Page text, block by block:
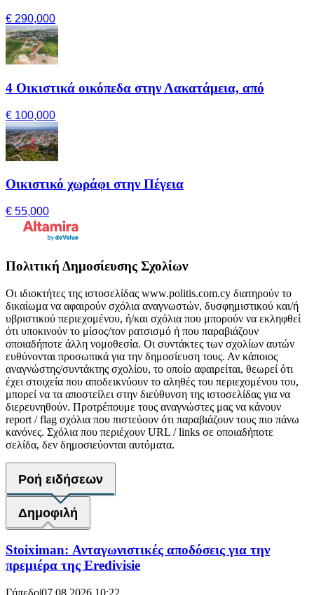
€ 290,000
4 Οικιστικά οικόπεδα στην Λακατάμεια, από
€ 100,000
Οικιστικό χωράφι στην Πέγεια
€ 55,000
Πολιτική Δημοσίευσης Σχολίων
Οι ιδιοκτήτες της ιστοσελίδας www.politis.com.cy διατηρούν το
δικαίωμα να αφαιρούν σχόλια αναγνωστών, δυσφημιστικού και/ή
υβριστικού περιεχομένου, ή/και σχόλια που μπορούν να εκληφθεί
ότι υποκινούν το μίσος/τον ρατσισμό ή που παραβιάζουν
οποιαδήποτε άλλη νομοθεσία. Οι συντάκτες των σχολίων αυτών
ευθύνονται προσωπικά για την δημοσίευση τους. Αν κάποιος
αναγνώστης/συντάκτης σχολίου, το οποίο αφαιρείται, θεωρεί ότι
έχει στοιχεία που αποδεικνύουν το αληθές του περιεχομένου του,
μπορεί να τα αποστείλει στην διεύθυνση της ιστοσελίδας για να
διερευνηθούν. Προτρέπουμε τους αναγνώστες μας να κάνουν
report / flag σχόλια που πιστεύουν ότι παραβιάζουν τους πιο πάνω
κανόνες. Σχόλια που περιέχουν URL / links σε οποιαδήποτε
σελίδα, δεν δημοσιεύονται αυτόματα.
Ροή ειδήσεων
Δημοφιλή
Stoiximan: Ανταγωνιστικές αποδόσεις για την
πρεμιέρα της Eredivisie
Γήπεδο|07.08.2026 10:22